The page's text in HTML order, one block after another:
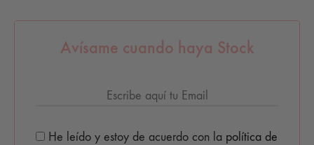
Avísame cuando haya Stock
He leído y estoy de acuerdo con la política de